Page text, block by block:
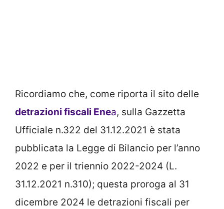
Ricordiamo che, come riporta il sito delle
detrazioni fiscali Enea, sulla Gazzetta
Ufficiale n.322 del 31.12.2021 è stata
pubblicata la Legge di Bilancio per l’anno
2022 e per il triennio 2022-2024 (L.
31.12.2021 n.310); questa proroga al 31
dicembre 2024 le detrazioni fiscali per